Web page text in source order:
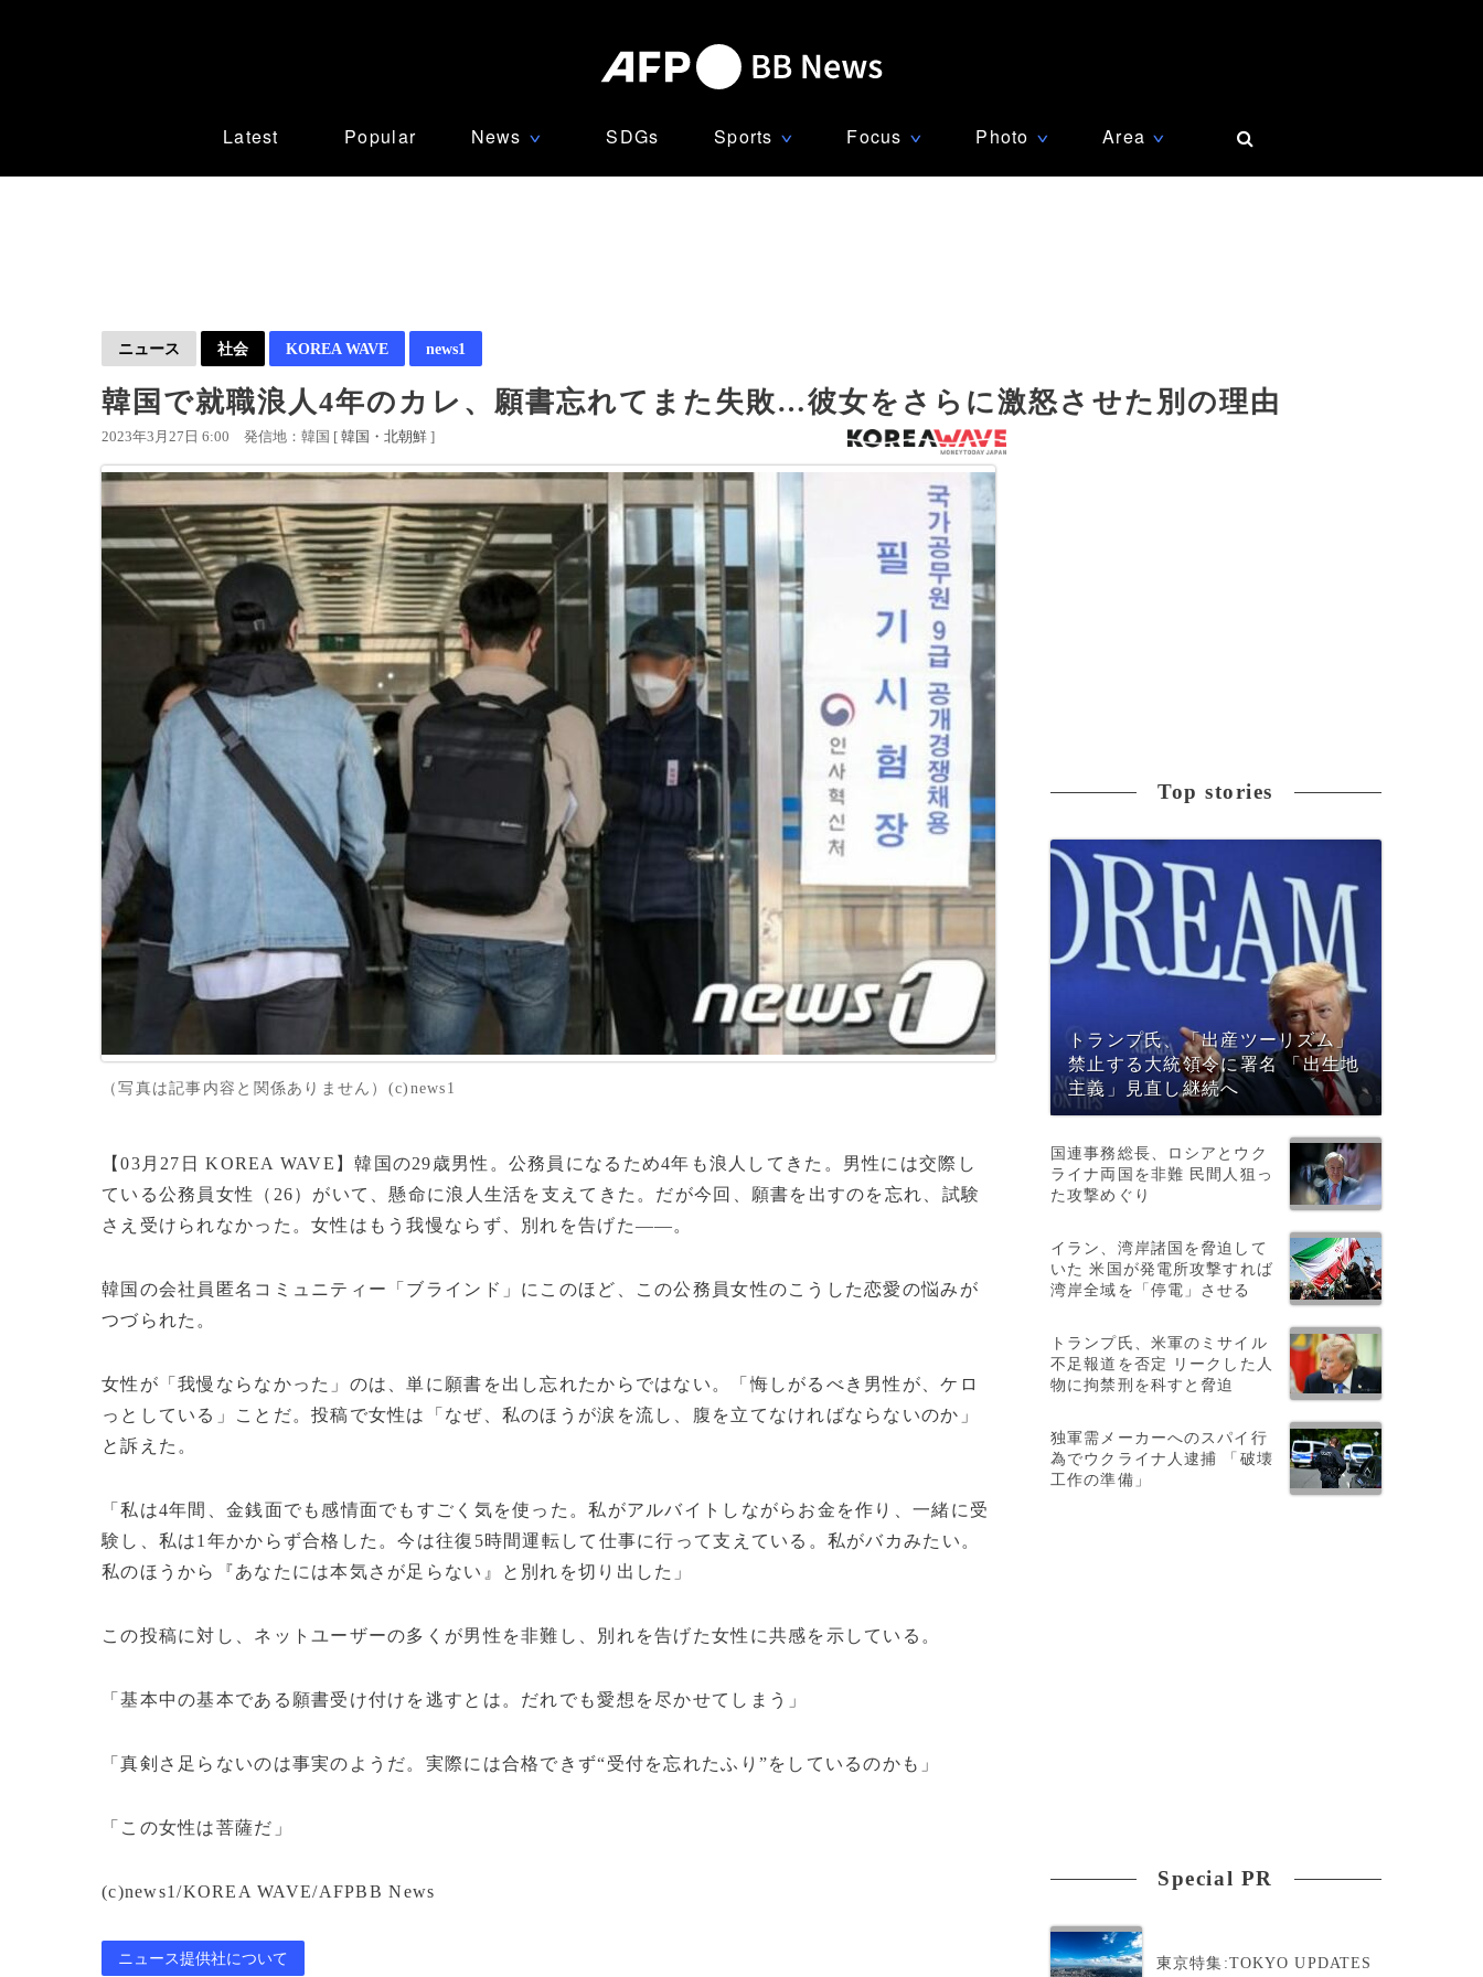
Latest Popular News ∨ SDGs Sports ∨ Focus ∨ Photo ∨ Area ∨
ニュース 社会 KOREA WAVE news1
韓国で就職浪人4年のカレ、願書忘れてまた失敗…彼女をさらに激怒させた別の理由
2023年3月27日 6:00 発信地：韓国 [ 韓国・北朝鮮 ]
（写真は記事内容と関係ありません）(c)news1
【03月27日 KOREA WAVE】韓国の29歳男性。公務員になるため4年も浪人してきた。男性には交際し
ている公務員女性（26）がいて、懸命に浪人生活を支えてきた。だが今回、願書を出すのを忘れ、試験
さえ受けられなかった。女性はもう我慢ならず、別れを告げた――。
韓国の会社員匿名コミュニティー「ブラインド」にこのほど、この公務員女性のこうした恋愛の悩みが
つづられた。
女性が「我慢ならなかった」のは、単に願書を出し忘れたからではない。「悔しがるべき男性が、ケロ
っとしている」ことだ。投稿で女性は「なぜ、私のほうが涙を流し、腹を立てなければならないのか」
と訴えた。
「私は4年間、金銭面でも感情面でもすごく気を使った。私がアルバイトしながらお金を作り、一緒に受
験し、私は1年かからず合格した。今は往復5時間運転して仕事に行って支えている。私がバカみたい。
私のほうから『あなたには本気さが足らない』と別れを切り出した」
この投稿に対し、ネットユーザーの多くが男性を非難し、別れを告げた女性に共感を示している。
「基本中の基本である願書受け付けを逃すとは。だれでも愛想を尽かせてしまう」
「真剣さ足らないのは事実のようだ。実際には合格できず“受付を忘れたふり”をしているのかも」
「この女性は菩薩だ」
(c)news1/KOREA WAVE/AFPBB News
ニュース提供社について
Top stories
トランプ氏、「出産ツーリズム」
禁止する大統領令に署名 「出生地
主義」見直し継続へ
国連事務総長、ロシアとウク
ライナ両国を非難 民間人狙っ
た攻撃めぐり
イラン、湾岸諸国を脅迫して
いた 米国が発電所攻撃すれば
湾岸全域を「停電」させる
トランプ氏、米軍のミサイル
不足報道を否定 リークした人
物に拘禁刑を科すと脅迫
独軍需メーカーへのスパイ行
為でウクライナ人逮捕 「破壊
工作の準備」
Special PR
東京特集:TOKYO UPDATES